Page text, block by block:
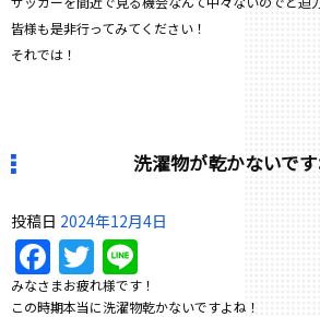
皆様も是非行ってみてください！
それでは！
洗濯物が乾かないで
投稿日 2024年12月4日
Facebook
Twitter
みなさまお疲れ様です！
この時期本当に洗濯物乾かないですよね！